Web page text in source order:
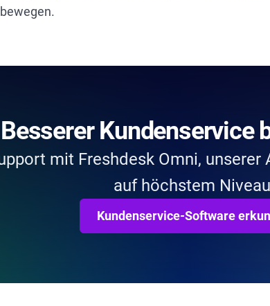
Besserer Kundenservice
mit Freshdesk Omni,
auf höchstem
Kundenservice-Software